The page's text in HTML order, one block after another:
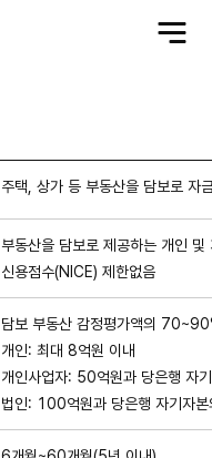
전
체
주택, 상가 등 부동산을 담보로 자
부동산을 담보로 제공하는 개인 및
신용점수(NICE) 제한없음
담보 부동산 감정평가액의
개인: 최대 8억원 이내
개인사업자: 50억원과 당은행 자
법인: 100억원과 당은행 자기자